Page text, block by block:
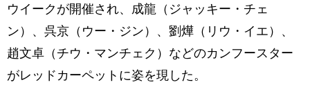
ウイークが開催され、成龍（ジャッキー・チェ
ン）、呉京（ウー・ジン）、劉燁（リウ・イエ）、
趙文卓（チウ・マンチェク）などのカンフースター
がレッドカーペットに姿を現した。